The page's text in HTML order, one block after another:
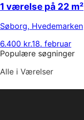
1 værelse på 22 m²
Søborg, Hvedemarken
6.400 kr.18. februar
Populære søgninger
Alle i Værelser